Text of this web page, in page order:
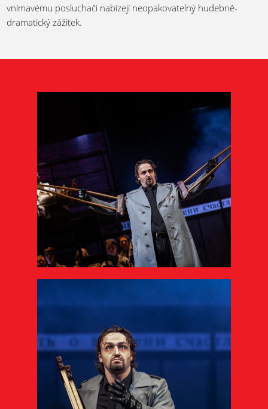
vnímavému posluchači nabízejí neopakovatelný hudebně-
dramatický zážitek.